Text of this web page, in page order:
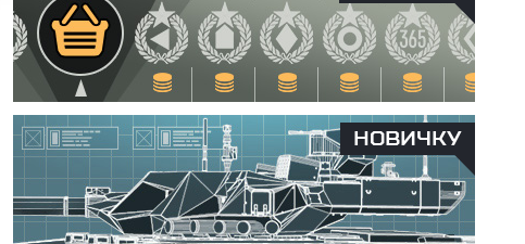
НОВИЧКУ